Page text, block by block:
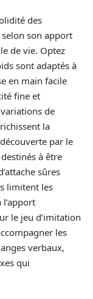
des
son apport
de vie. Optez
sont adaptés à
en main facile
fine et
de
la
par le
à être
sûres
limitent les
l’apport
le jeu d’imitation
les
verbaux,
qui